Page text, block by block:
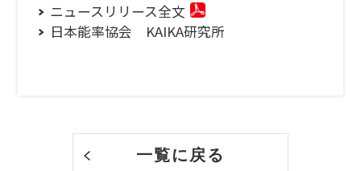
ニュースリリース全文
日本能率協会 KAIKA研究所
一覧に戻る